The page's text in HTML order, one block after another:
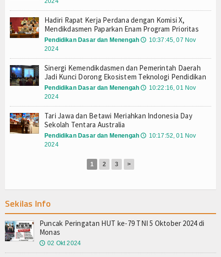
SAKIP
Pusat Unduhan
Unit Layanan Terpadu (ULT)
PENGADUAN
Lapor
WHISTLEBLOWING SYSTEM
Gallery
Index Berita
Pemerintah Percepat SNT, Mendikdasmen
Hadiri Rapat Kerja Perdana dengan Komisi X,
Mendikdasmen Paparkan Enam Program Prioritas
Pendidikan Dasar dan Menengah 🕔 10:37:45, 07 Nov
2024
Sinergi Kemendikdasmen dan Pemerintah Daerah
Jadi Kunci Dorong Ekosistem Teknologi Pendidikan
Pendidikan Dasar dan Menengah 🕔 10:22:16, 01 Nov
2024
Tari Jawa dan Betawi Meriahkan Indonesia Day
Sekolah Tentara Australia
Pendidikan Dasar dan Menengah 🕔 10:17:52, 01 Nov
2024
1 2 3 >
Sekilas Info
Puncak Peringatan HUT ke-79 TNI 5 Oktober 2024 di
Monas
🕔 02 Okt 2024